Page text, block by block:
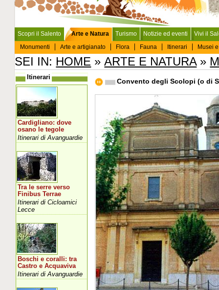
Scopri il Salento
Arte e Natura
Monumenti
Arte e artigianato Flora Fauna Itinerari Musei
Turismo Notizie ed eventi Vivi il
SEI IN: HOME »ARTE E NATURA»
Convento degli Scolopi (o di
Itinerari
Cardigliano: dove
osano le tegole
Itinerari di Avanguardie
Tra le serre verso
Finibus Terrae
Itinerari di Cicloamici
Lecce
Boschi e coralli: tra
Castro e Acquaviva
Itinerari di Avanguardie